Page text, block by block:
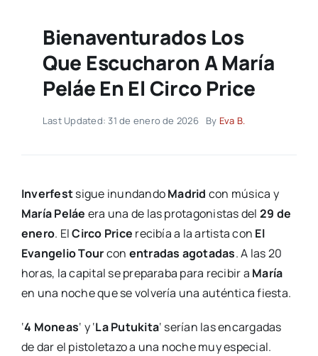
Bienaventurados Los
Que Escucharon A María
Peláe En El Circo Price
Last Updated: 31 de enero de 2026 By Eva B.
Inverfestsigue inundandoMadrid con música y
María Peláe era una de las protagonistas del 29 de
enero. ElCirco Price recibía a la artista con El
Evangelio Tourcon entradas agotadas. A las 20
horas, la capital se preparaba para recibir a María
en una noche que se volvería una auténtica fiesta.
‘4 Moneas‘ y ‘La Putukita‘ serían las encargadas
de dar el pistoletazo a una noche muy especial.